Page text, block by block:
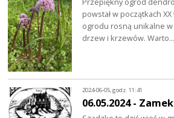
powstał w początkach
ogrodu rosną unikalne
drzew i krzewów. Warto…
2024-06-05, godz. 11:41
06.05.2024 -